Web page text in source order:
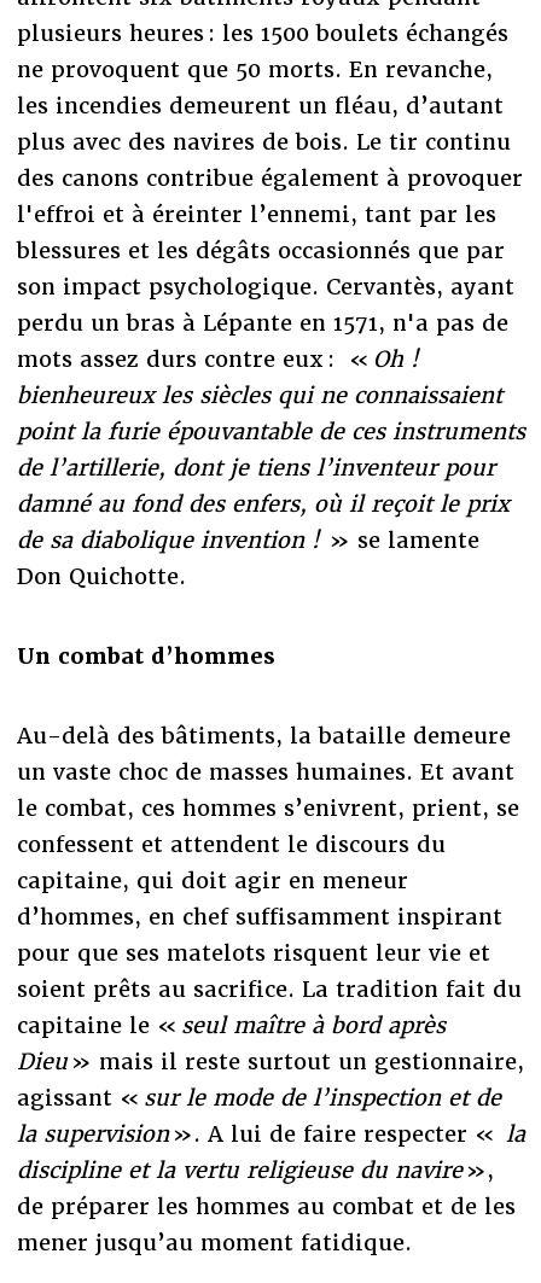
plusieurs heures : les 1500 boulets échangés
ne provoquent que 50 morts. En revanche,
les incendies demeurent un fléau, d’autant
plus avec des navires de bois. Le tir continu
des canons contribue également à provoquer
l'effroi et à éreinter l’ennemi, tant par les
blessures et les dégâts occasionnés que par
son impact psychologique. Cervantès, ayant
perdu un bras à Lépante en 1571, n'a pas de
mots assez durs contre eux : « Oh !
bienheureux les siècles qui ne connaissaient
point la furie épouvantable de ces instruments
de l’artillerie, dont je tiens l’inventeur pour
damné au fond des enfers, où il reçoit le prix
de sa diabolique invention ! » se lamente
Don Quichotte.
Un combat d’hommes
Au-delà des bâtiments, la bataille demeure
un vaste choc de masses humaines. Et avant
le combat, ces hommes s’enivrent, prient, se
confessent et attendent le discours du
capitaine, qui doit agir en meneur
d’hommes, en chef suffisamment inspirant
pour que ses matelots risquent leur vie et
soient prêts au sacrifice. La tradition fait du
capitaine le « seul maître à bord après
Dieu» mais il reste surtout un gestionnaire,
agissant « sur le mode de l’inspection et de
la supervision». A lui de faire respecter « la
discipline et la vertu religieuse du navire»,
de préparer les hommes au combat et de les
mener jusqu’au moment fatidique.